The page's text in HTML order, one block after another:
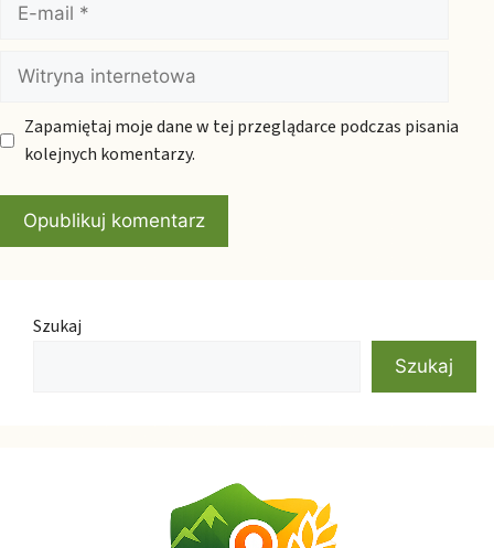
mail
Witryna
internetowa
Zapamiętaj moje dane w tej przeglądarce podczas pisania
kolejnych komentarzy.
Szukaj
Szukaj